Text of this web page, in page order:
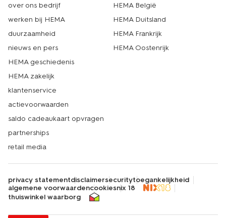
over ons bedrijf
werken bij HEMA
duurzaamheid
nieuws en pers
HEMA geschiedenis
HEMA zakelijk
klantenservice
actievoorwaarden
saldo cadeaukaart opvragen
partnerships
retail media
HEMA België
HEMA Duitsland
HEMA Frankrijk
HEMA Oostenrijk
privacy statementdisclaimersecuritytoegankelijkheid
algemene voorwaardencookiesnix 18
thuiswinkel waarborg